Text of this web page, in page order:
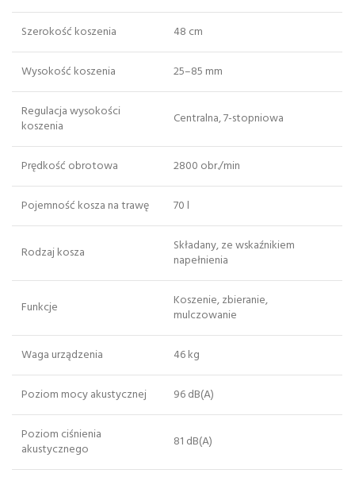
Szerokość koszenia 48 cm
Wysokość koszenia 25–85 mm
Regulacja wysokości
koszenia
Centralna, 7-stopniowa
Prędkość obrotowa 2800 obr./min
Pojemność kosza na trawę 70 l
Rodzaj kosza
Składany, ze wskaźnikiem
napełnienia
Funkcje
Koszenie, zbieranie,
mulczowanie
Waga urządzenia 46 kg
Poziom mocy akustycznej 96 dB(A)
Poziom ciśnienia
akustycznego
81 dB(A)